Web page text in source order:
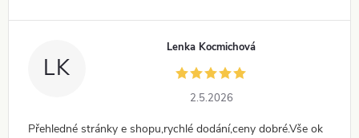
LK
Lenka Kocmichová
2.5.2026
Přehledné stránky e shopu,rychlé dodání,ceny dobré.Vše ok